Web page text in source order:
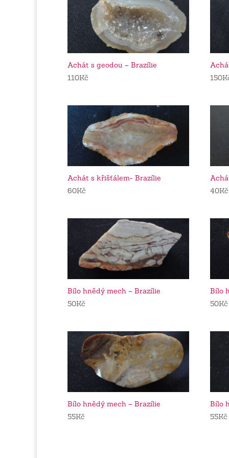
Achát s geodou – Brazílie
110Kč
150
Achát s křišťálem- Brazílie
60Kč
40Kč
Bílo hnědý mech – Brazílie
50Kč
Bílo
50Kč
Bílo hnědý mech – Brazílie
55Kč
Bílo
55Kč